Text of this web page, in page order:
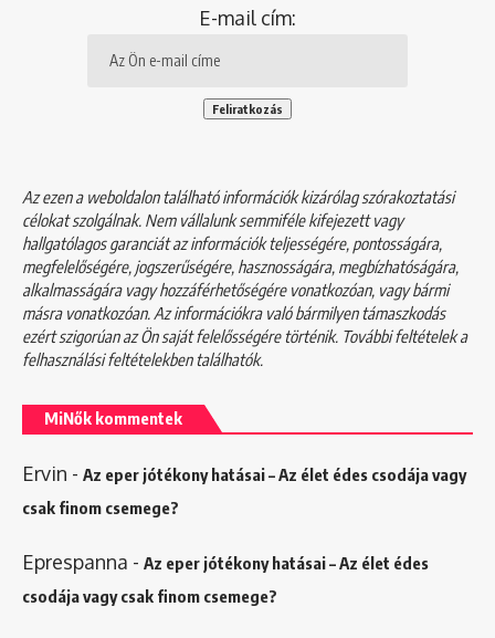
E-mail cím:
Az ezen a weboldalon található információk kizárólag szórakoztatási
célokat szolgálnak. Nem vállalunk semmiféle kifejezett vagy
hallgatólagos garanciát az információk teljességére, pontosságára,
megfelelőségére, jogszerűségére, hasznosságára, megbízhatóságára,
alkalmasságára vagy hozzáférhetőségére vonatkozóan, vagy bármi
másra vonatkozóan. Az információkra való bármilyen támaszkodás
ezért szigorúan az Ön saját felelősségére történik. További feltételek a
felhasználási feltételekbentalálhatók.
MiNők kommentek
Ervin - Az eper jótékony hatásai – Az élet édes csodája vagy
csak finom csemege?
Eprespanna - Az eper jótékony hatásai – Az élet édes
csodája vagy csak finom csemege?